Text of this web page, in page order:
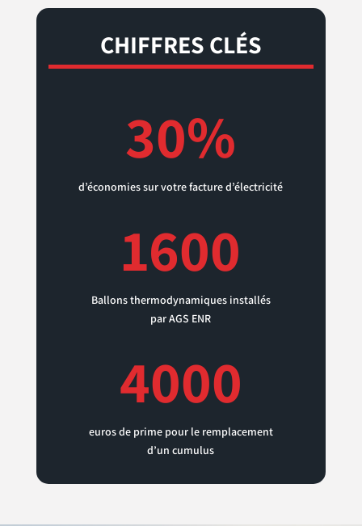
CHIFFRES CLÉS
30%
d’économies sur votre facture d’électricité
1600
Ballons thermodynamiques installés
par AGS ENR
4000
euros de prime pour le remplacement
d’un cumulus